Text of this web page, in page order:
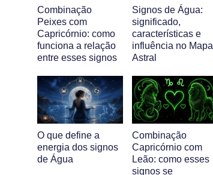
Combinação
Peixes com
Capricórnio: como
funciona a relação
entre esses signos
Signos de Água:
significado,
características e
influência no Mapa
Astral
O que define a
energia dos signos
de Água
Combinação
Capricórnio com
Leão: como esses
signos se